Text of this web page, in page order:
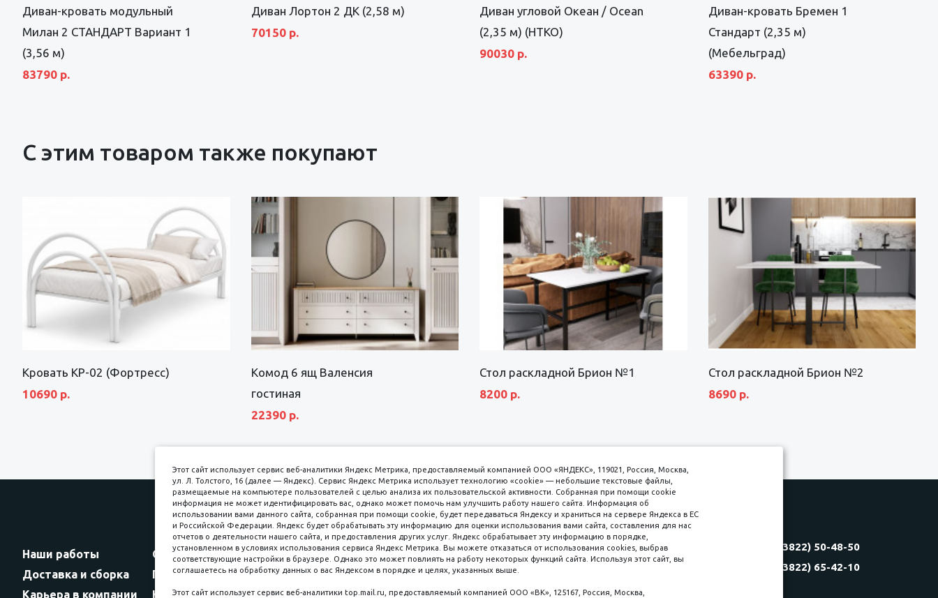
Диван-кровать модульный
Милан 2 СТАНДАРТ Вариант 1
(3,56 м)
83790 р.
Диван Лортон 2 ДК (2,58 м)
70150 р.
Диван угловой Океан / Ocean
(2,35 м) (НТКО)
90030 р.
Диван-кровать Бремен 1
Стандарт (2,35 м)
(Мебельград)
63390 р.
С этим товаром также покупают
Кровать КР-02 (Фортресс)
10690 р.
Комод 6 ящ Валенсия
гостиная
22390 р.
Стол раскладной Брион №1
8200 р.
Стол раскладной Брион №2
8690 р.
Наши работы
Оплата
Доставка и сборка
Гарантии
Карьера в компании
Контакты
Принимаем к оплате пл. Соляная, 6, стр. 16
8 (3822) 60-70-30
8 (3822) 22-77-68
8 (3822) 50-48-50
8 (3822) 65-42-10
Этот сайт использует сервис веб-аналитики Яндекс Метрика, предоставляемый компанией ООО «ЯНДЕКС», 119021, Россия, Москва,
ул. Л. Толстого, 16 (далее — Яндекс). Сервис Яндекс Метрика использует технологию «cookie» — небольшие текстовые файлы,
размещаемые на компьютере пользователей с целью анализа их пользовательской активности. Собранная при помощи cookie
информация не может идентифицировать вас, однако может помочь нам улучшить работу нашего сайта. Информация об
использовании вами данного сайта, собранная при помощи cookie, будет передаваться Яндексу и храниться на сервере Яндекса в ЕС
и Российской Федерации. Яндекс будет обрабатывать эту информацию для оценки использования вами сайта, составления для нас
отчетов о деятельности нашего сайта, и предоставления других услуг. Яндекс обрабатывает эту информацию в порядке,
установленном в условиях использования сервиса Яндекс Метрика. Вы можете отказаться от использования cookies, выбрав
соответствующие настройки в браузере. Однако это может повлиять на работу некоторых функций сайта. Используя этот сайт, вы
соглашаетесь на обработку данных о вас Яндексом в порядке и целях, указанных выше.
Этот сайт использует сервис веб-аналитики top.mail.ru, предоставляемый компанией ООО «ВК», 125167, Россия, Москва,